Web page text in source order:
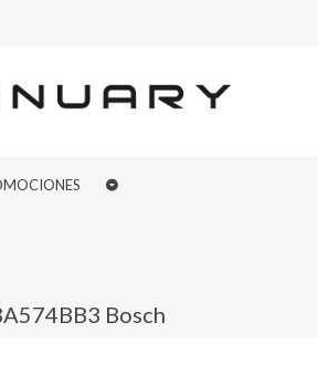
Bosch